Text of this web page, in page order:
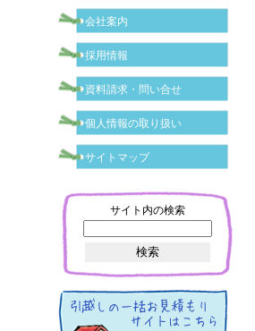
会社案内
採用情報
資料請求・問い合せ
個人情報の取り扱い
サイトマップ
サイト内の検索